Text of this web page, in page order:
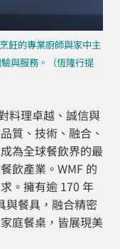
飪的專業廚師與家中主
與服務。（恆隆行提
料理卓越、誠信與
質、技術、融合、
為全球餐飲界的最
飲產業。WMF 的
。擁有逾 170 年
與餐具，融合精密
庭餐桌，皆展現美